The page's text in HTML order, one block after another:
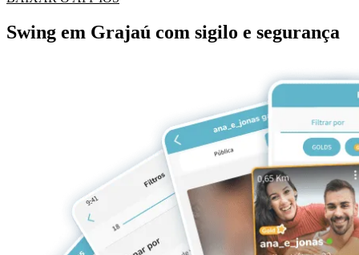
Swing em Grajaú com sigilo e segurança